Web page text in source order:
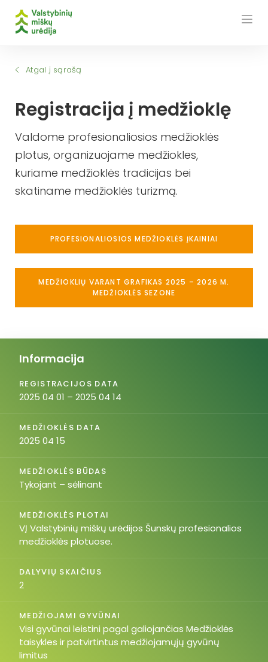
Atgal į sąrašą
Registracija į medžioklę
Valdome profesionaliosios medžioklės
plotus, organizuojame medžiokles,
kuriame medžioklės tradicijas bei
skatiname medžioklės turizmą.
PROFESIONALIOSIOS MEDŽIOKLĖS ĮKAINIAI
MEDŽIOKLIŲ VARANT GRAFIKAS 2025 – 2026 M.
MEDŽIOKLĖS SEZONE
Informacija
REGISTRACIJOS DATA
2025 04 01 – 2025 04 14
MEDŽIOKLĖS DATA
2025 04 15
MEDŽIOKLĖS BŪDAS
Tykojant – sėlinant
MEDŽIOKLĖS PLOTAI
VĮ Valstybinių miškų urėdijos Šunskų profesionalios
medžioklės plotuose.
DALYVIŲ SKAIČIUS
2
MEDŽIOJAMI GYVŪNAI
Visi gyvūnai leistini pagal galiojančias Medžioklės
taisykles ir patvirtintus medžiojamųjų gyvūnų
limitus